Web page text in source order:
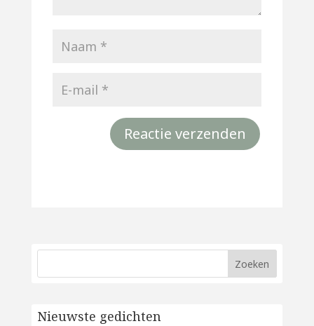
Nieuwste gedichten